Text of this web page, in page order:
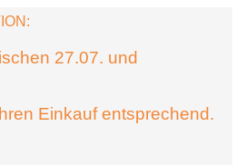
27.07. und
Einkauf entsprechend.